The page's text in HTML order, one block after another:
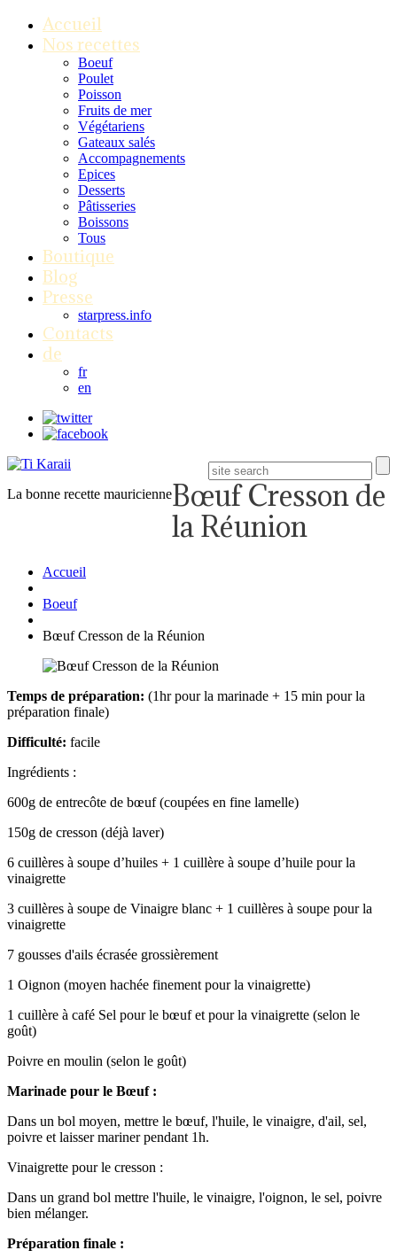
Accueil
Nos recettes
Boeuf
Poulet
Poisson
Fruits de mer
Végétariens
Gateaux salés
Accompagnements
Epices
Desserts
Pâtisseries
Boissons
Tous
Boutique
Blog
Presse
starpress.info
Contacts
de
fr
en
La bonne recette mauricienneBœuf Cresson de
la Réunion
Accueil
Boeuf
Bœuf Cresson de la Réunion
Temps de préparation: (1hr pour la marinade + 15 min pour la
préparation finale)
Difficulté: facile
Ingrédients :
600g de entrecôte de bœuf (coupées en fine lamelle)
150g de cresson (déjà laver)
6 cuillères à soupe d’huiles + 1 cuillère à soupe d’huile pour la
vinaigrette
3 cuillères à soupe de Vinaigre blanc + 1 cuillères à soupe pour la
vinaigrette
7 gousses d'ails écrasée grossièrement
1 Oignon (moyen hachée finement pour la vinaigrette)
1 cuillère à café Sel pour le bœuf et pour la vinaigrette (selon le
goût)
Poivre en moulin (selon le goût)
Marinade pour le Bœuf :
Dans un bol moyen, mettre le bœuf, l'huile, le vinaigre, d'ail, sel,
poivre et laisser mariner pendant 1h.
Vinaigrette pour le cresson :
Dans un grand bol mettre l'huile, le vinaigre, l'oignon, le sel, poivre
bien mélanger.
Préparation finale :